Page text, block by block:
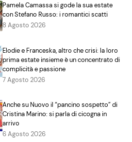
Pamela Camassa si gode la sua estate
con Stefano Russo: i romantici scatti
8 Agosto 2026
Elodie e Franceska, altro che crisi: la loro
prima estate insieme è un concentrato di
complicità e passione
7 Agosto 2026
Anche su Nuovo il “pancino sospetto” di
Cristina Marino: si parla di cicogna in
arrivo
6 Agosto 2026